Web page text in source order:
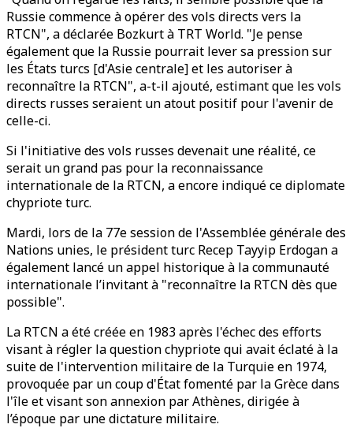
Russie commence à opérer des vols directs vers la
RTCN", a déclarée Bozkurt à TRT World. "Je pense
également que la Russie pourrait lever sa pression sur
les États turcs [d'Asie centrale] et les autoriser à
reconnaître la RTCN", a-t-il ajouté, estimant que les vols
directs russes seraient un atout positif pour l'avenir de
celle-ci.
Si l'initiative des vols russes devenait une réalité, ce
serait un grand pas pour la reconnaissance
internationale de la RTCN, a encore indiqué ce diplomate
chypriote turc.
Mardi, lors de la 77e session de l'Assemblée générale des
Nations unies, le président turc Recep Tayyip Erdogan a
également lancé un appel historique à la communauté
internationale l’invitant à "reconnaître la RTCN dès que
possible".
La RTCN a été créée en 1983 après l'échec des efforts
visant à régler la question chypriote qui avait éclaté à la
suite de l'intervention militaire de la Turquie en 1974,
provoquée par un coup d'État fomenté par la Grèce dans
l'île et visant son annexion par Athènes, dirigée à
l’époque par une dictature militaire.